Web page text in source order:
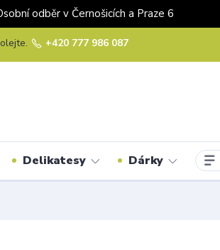
v Černošicích a Praze 6
+420 777 986 087
Delikatesy Dárky